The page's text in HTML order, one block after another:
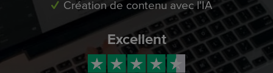
Création de contenu avec l'IA
Excellent